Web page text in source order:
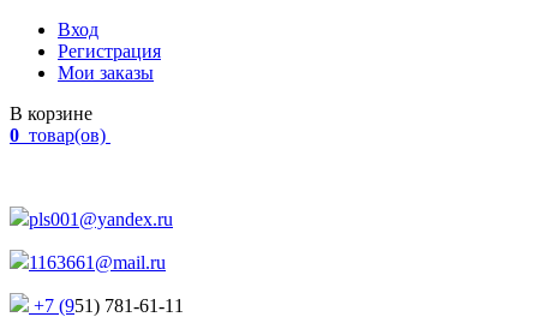
Вход
Регистрация
Мои заказы
В корзине
0 товар(ов)
pls001@yandex.ru
1163661@mail.ru
+7 (951) 781-61-11